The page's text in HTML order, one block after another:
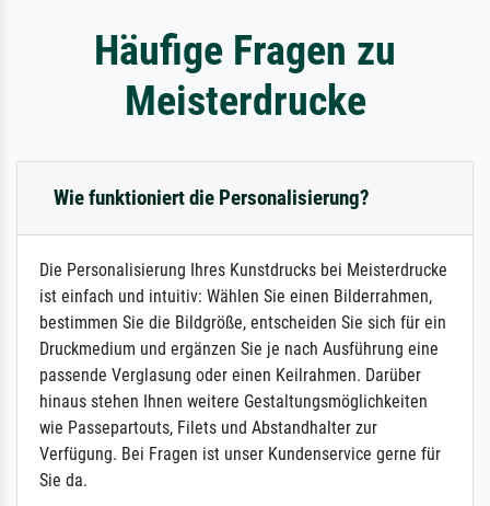
Häufige Fragen zu
Meisterdrucke
Wie funktioniert die Personalisierung?
Die Personalisierung Ihres Kunstdrucks bei Meisterdrucke
ist einfach und intuitiv: Wählen Sie einen Bilderrahmen,
bestimmen Sie die Bildgröße, entscheiden Sie sich für ein
Druckmedium und ergänzen Sie je nach Ausführung eine
passende Verglasung oder einen Keilrahmen. Darüber
hinaus stehen Ihnen weitere Gestaltungsmöglichkeiten
wie Passepartouts, Filets und Abstandhalter zur
Verfügung. Bei Fragen ist unser Kundenservice gerne für
Sie da.